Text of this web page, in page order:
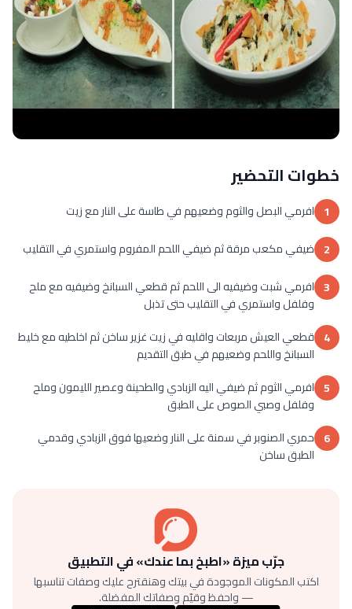
خطوات التحضير
1 افرمي البصل والثوم وضعيهم في طاسة على النار مع زيت
2 ضيفي مكعب مرقة ثم ضيفي اللحم المفروم واستمري في التقليب
3 افرمي شبت وضيفيه الى اللحم ثم قطعي السبانخ وضيفيه مع ملح
وفلفل واستمري في التقليب حتى تذبل
4 قطعي العيش مربعات واقليه في زيت غزير ساخن ثم اخلطيه مع خليط
السبانخ واللحم وضعيهم في طبق التقديم
5 افرمي الثوم ثم ضيفي اليه الزبادي والطحينة وعصير الليمون وملح
وفلفل وصبي الصوص على الطبق
6 حمري الصنوبر في سمنة على النار وضعيها فوق الزبادي وقدمي
الطبق ساخن
جرّب ميزة «اطبخ بما عندك» في التطبيق
اكتب المكونات الموجودة في بيتك وهنقترح عليك وصفات تناسبها
— واحفظ وقيّم وصفاتك المفضلة.